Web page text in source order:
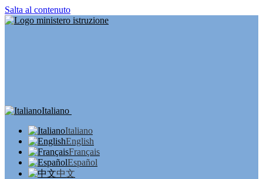
Salta al contenuto
Italiano
Italiano
English
Français
Español
中文